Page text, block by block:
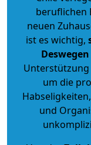
beruflichen
neuen
ist es wichtig,
Unterstützung
um die
und